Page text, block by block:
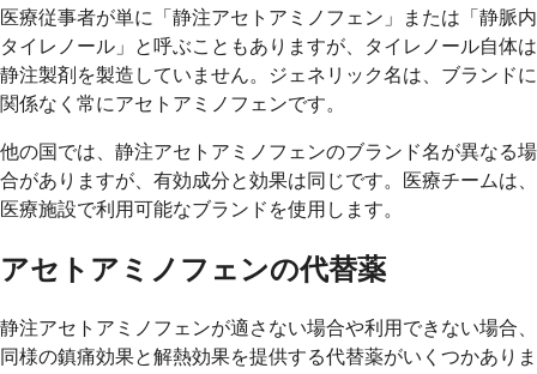
医療従事者が単に「静注アセトアミノフェン」または「静脈内
タイレノール」と呼ぶこともありますが、タイレノール自体は
静注製剤を製造していません。ジェネリック名は、ブランドに
関係なく常にアセトアミノフェンです。
他の国では、静注アセトアミノフェンのブランド名が異なる場
合がありますが、有効成分と効果は同じです。医療チームは、
医療施設で利用可能なブランドを使用します。
アセトアミノフェンの代替薬
静注アセトアミノフェンが適さない場合や利用できない場合、
同様の鎮痛効果と解熱効果を提供する代替薬がいくつかありま